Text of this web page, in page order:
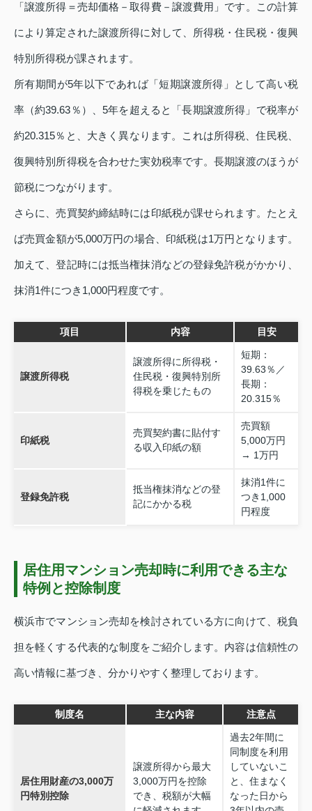
「譲渡所得＝売却価格－取得費－譲渡費用」です。この計算
により算定された譲渡所得に対して、所得税・住民税・復興
特別所得税が課されます。
所有期間が5年以下であれば「短期譲渡所得」として高い税
率（約39.63％）、5年を超えると「長期譲渡所得」で税率が
約20.315％と、大きく異なります。これは所得税、住民税、
復興特別所得税を合わせた実効税率です。長期譲渡のほうが
節税につながります。
さらに、売買契約締結時には印紙税が課せられます。たとえ
ば売買金額が5,000万円の場合、印紙税は1万円となります。
加えて、登記時には抵当権抹消などの登録免許税がかかり、
抹消1件につき1,000円程度です。
項目 内容 目安
譲渡所得税
譲渡所得に所得税・
住民税・復興特別所
得税を乗じたもの
短期：
39.63％／
長期：
20.315％
印紙税
売買契約書に貼付す
る収入印紙の額
売買額
5,000万円
→ 1万円
登録免許税
抵当権抹消などの登
記にかかる税
抹消1件に
つき1,000
円程度
居住用マンション売却時に利用できる主な
特例と控除制度
横浜市でマンション売却を検討されている方に向けて、税負
担を軽くする代表的な制度をご紹介します。内容は信頼性の
高い情報に基づき、分かりやすく整理しております。
制度名 主な内容 注意点
居住用財産の3,000万
円特別控除
譲渡所得から最大
3,000万円を控除
でき、税額が大幅
過去2年間に
同制度を利用
していないこ
と、住まなく
なった日から